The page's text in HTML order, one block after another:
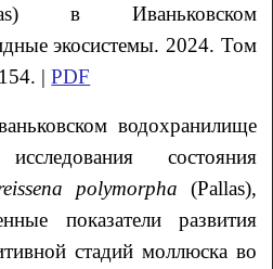
в Иваньковском
экосистемы. 2024. Том
|PDF
водохранилище
состояния
polymorpha (Pallas),
показатели развития
стадий моллюска во